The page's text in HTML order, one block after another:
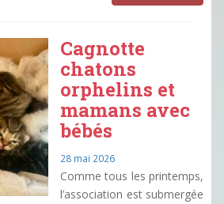
Cagnotte
chatons
orphelins et
mamans avec
bébés
28 mai 2026
Comme tous les printemps,
l’association est submergée